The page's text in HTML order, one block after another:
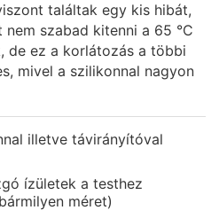
találtak egy kis hibát,
szabad kitenni a 65 °C
de ez a korlátozás a többi
mivel a szilikonnal nagyon
illetve távirányítóval
ízületek a testhez
méret)